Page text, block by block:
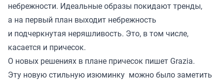
небрежности. Идеальные образы покидают тренды,
а на первый план выходит небрежность
и подчеркнутая неряшливость. Это, в том числе,
касается и причесок.
О новых решениях в плане причесок пишет Grazia.
Эту новую стильную изюминку можно было заметить